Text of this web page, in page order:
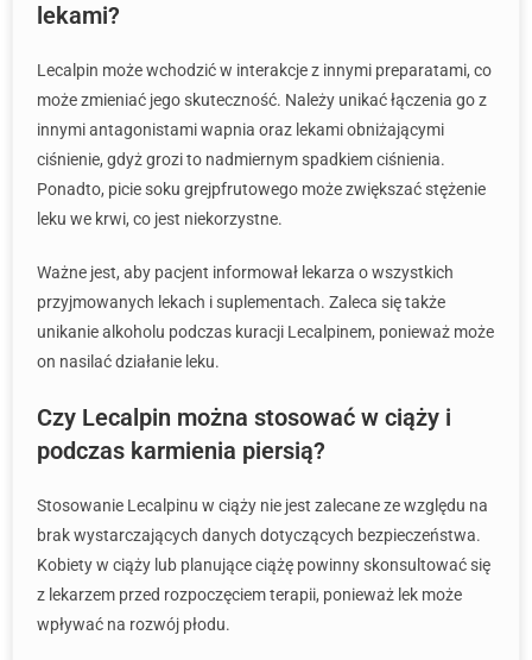
lekami?
Lecalpin może wchodzić w interakcje z innymi preparatami, co
może zmieniać jego skuteczność. Należy unikać łączenia go z
innymi antagonistami wapnia oraz lekami obniżającymi
ciśnienie, gdyż grozi to nadmiernym spadkiem ciśnienia.
Ponadto, picie soku grejpfrutowego może zwiększać stężenie
leku we krwi, co jest niekorzystne.
Ważne jest, aby pacjent informował lekarza o wszystkich
przyjmowanych lekach i suplementach. Zaleca się także
unikanie alkoholu podczas kuracji Lecalpinem, ponieważ może
on nasilać działanie leku.
Czy Lecalpin można stosować w ciąży i
podczas karmienia piersią?
Stosowanie Lecalpinu w ciąży nie jest zalecane ze względu na
brak wystarczających danych dotyczących bezpieczeństwa.
Kobiety w ciąży lub planujące ciążę powinny skonsultować się
z lekarzem przed rozpoczęciem terapii, ponieważ lek może
wpływać na rozwój płodu.